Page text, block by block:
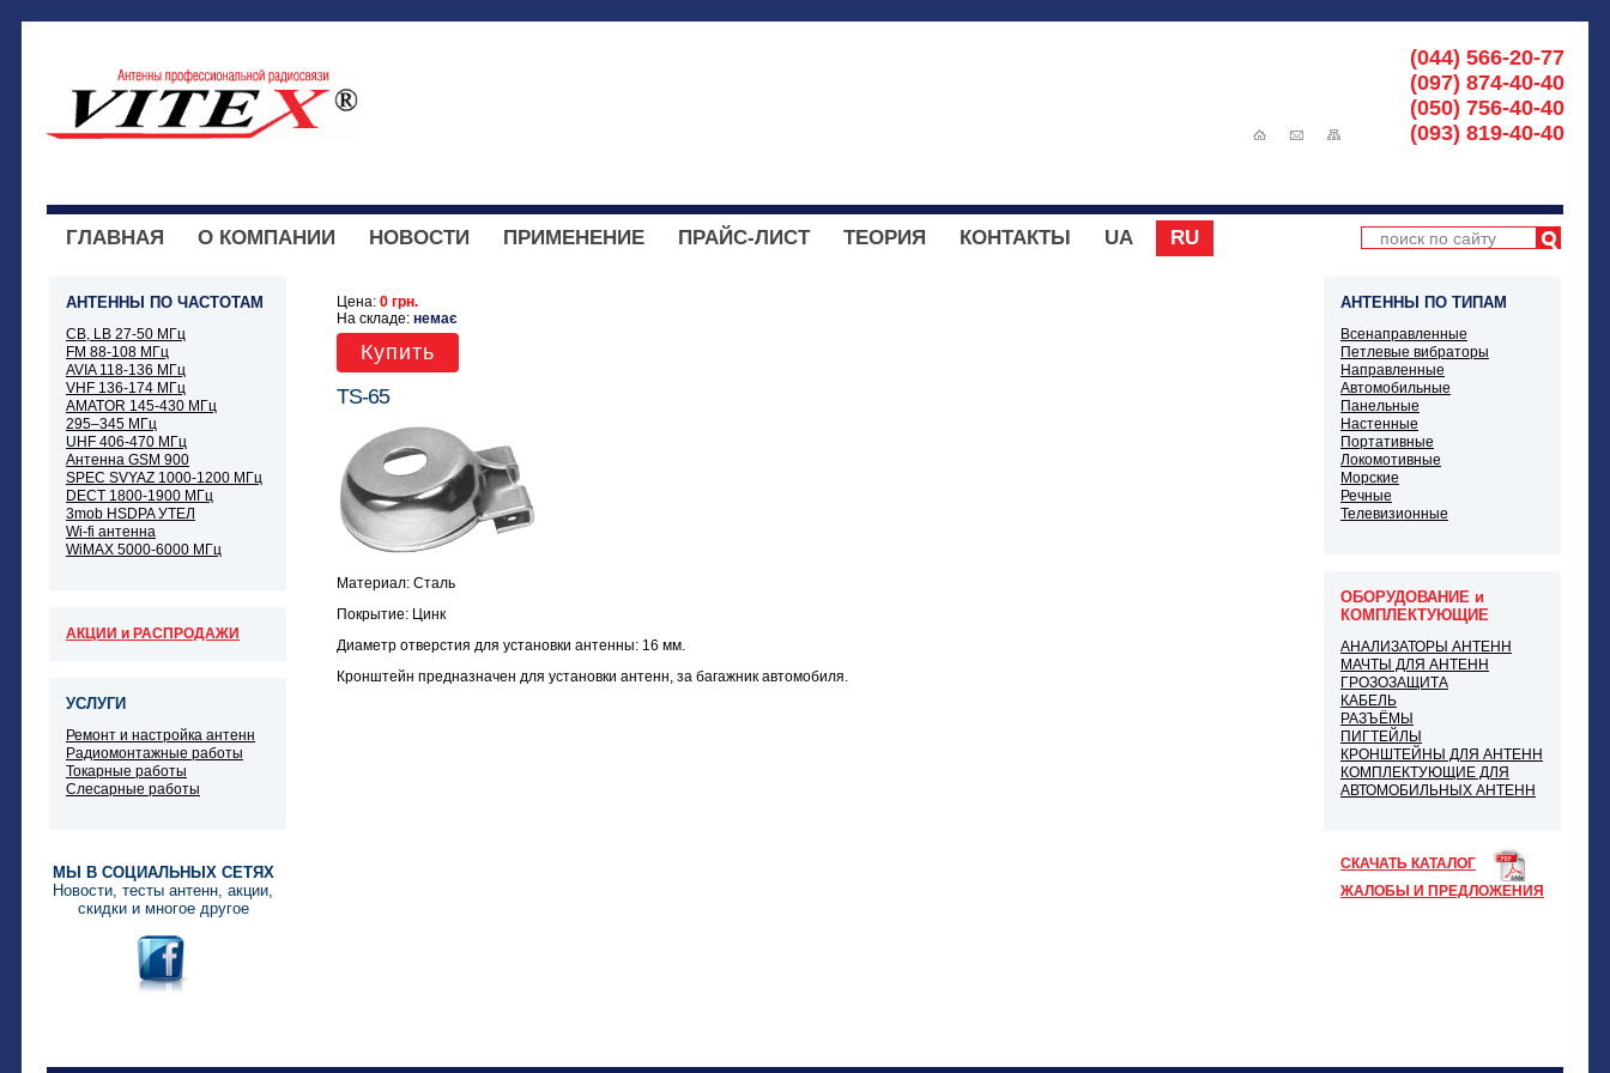
(044) 566-20-77
(097) 874-40-40
(050) 756-40-40
(093) 819-40-40
ГЛАВНАЯ О КОМПАНИИ НОВОСТИ ПРИМЕНЕНИЕ ПРАЙС-ЛИСТ ТЕОРИЯ КОНТАКТЫ UA RU
АНТЕННЫ ПО ЧАСТОТАМ
CB, LB 27-50 МГц
FM 88-108 МГц
AVIA 118-136 МГц
VHF 136-174 МГц
AMATOR 145-430 МГц
295–345 МГц
UHF 406-470 МГц
Антенна GSM 900
SPEC SVYAZ 1000-1200 МГц
DECT 1800-1900 МГц
3mob HSDPA УТЕЛ
Wi-fi антенна
WiMAX 5000-6000 МГц
АКЦИИ и РАСПРОДАЖИ
УСЛУГИ
Ремонт и настройка антенн
Радиомонтажные работы
Токарные работы
Слесарные работы
МЫ В СОЦИАЛЬНЫХ СЕТЯХ
Новости, тесты антенн, акции,
скидки и многое другое
Цена: 0 грн.
На складе: немає
Купить
TS-65
Материал: Сталь
Покрытие: Цинк
Диаметр отверстия для установки антенны: 16 мм.
Кронштейн предназначен для установки антенн, за багажник автомобиля.
АНТЕННЫ ПО ТИПАМ
Всенаправленные
Петлевые вибраторы
Направленные
Автомобильные
Панельные
Настенные
Портативные
Локомотивные
Морские
Речные
Телевизионные
ОБОРУДОВАНИЕ и
КОМПЛЕКТУЮЩИЕ
АНАЛИЗАТОРЫ АНТЕНН
МАЧТЫ ДЛЯ АНТЕНН
ГРОЗОЗАЩИТА
КАБЕЛЬ
РАЗЪЁМЫ
ПИГТЕЙЛЫ
КРОНШТЕЙНЫ ДЛЯ АНТЕНН
КОМПЛЕКТУЮЩИЕ ДЛЯ
АВТОМОБИЛЬНЫХ АНТЕНН
СКАЧАТЬ КАТАЛОГ
ЖАЛОБЫ И ПРЕДЛОЖЕНИЯ